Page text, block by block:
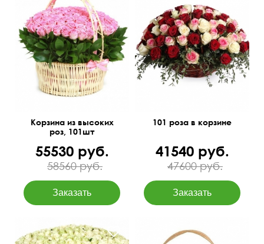
70 см 75 см
Корзина из высоких
роз, 101шт
55530 руб.
58560 руб.
С итальянским рускусом
60 см
80 см
101 роза в корзине
41540 руб.
47600 руб.